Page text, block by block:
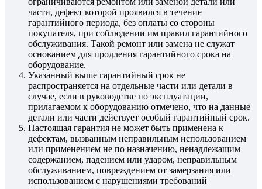
части, дефект которой проявился в течение
гарантийного периода, без оплаты со стороны
покупателя, при соблюдении им правил гарантийного
обслуживания. Такой ремонт или замена не служат
основанием для продления гарантийного срока на
оборудование.
Указанный выше гарантийный срок не
распространяется на отдельные части или детали в
случае, если в руководстве по эксплуатации,
прилагаемом к оборудованию отмечено, что на данные
детали или части действует особый гарантийный срок.
Настоящая гарантия не может быть применена к
дефектам, вызванным неправильным использованием
или применением не по назначению, ненадлежащим
содержанием, падением или ударом, неправильным
обслуживанием, повреждением от замерзания или
использованием с нарушениями требований